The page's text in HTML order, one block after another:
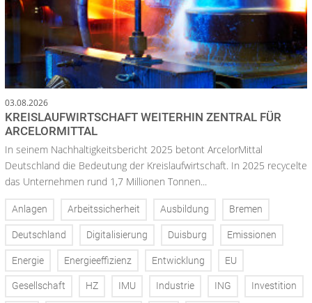
03.08.2026
KREISLAUFWIRTSCHAFT WEITERHIN ZENTRAL FÜR
ARCELORMITTAL
In seinem Nachhaltigkeitsbericht 2025 betont ArcelorMittal
Deutschland die Bedeutung der Kreislaufwirtschaft. In 2025 recycelte
das Unternehmen rund 1,7 Millionen Tonnen...
Anlagen Arbeitssicherheit Ausbildung Bremen
Deutschland Digitalisierung Duisburg Emissionen
Energie Energieeffizienz Entwicklung EU
Gesellschaft HZ IMU Industrie ING Investition